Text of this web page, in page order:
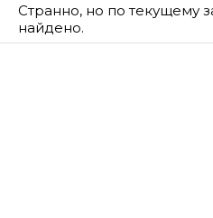
Странно, но по текущему
найдено.